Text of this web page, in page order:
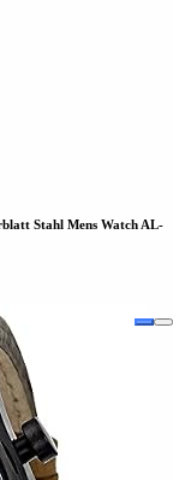
Stahl Mens Watch AL-